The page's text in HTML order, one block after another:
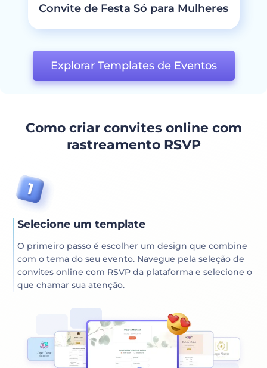
Convite de Festa Só para Mulheres
Explorar Templates de Eventos
Como criar convites online com
rastreamento RSVP
Selecione um template
O primeiro passo é escolher um design que combine
com o tema do seu evento. Navegue pela seleção de
convites online com RSVP da plataforma e selecione o
que chamar sua atenção.